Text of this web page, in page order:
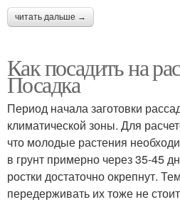
читать дальше →
Как посадить на
Посадка
Период начала заготовки
климатической зоны. Для
что молодые растения
в грунт примерно через 35-45
ростки достаточно окрепнут.
передерживать их тоже не